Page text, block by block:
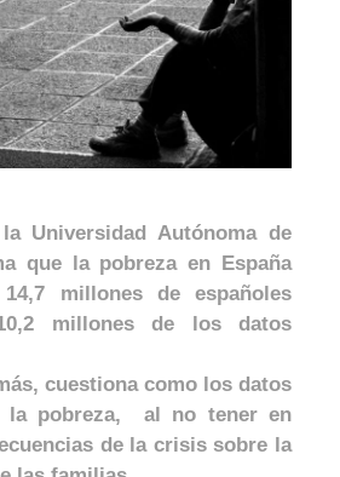
Universidad Autónoma de
que la pobreza en España
millones de españoles
millones de los datos
cuestiona como los datos
la pobreza, al no tener en
de la crisis sobre la